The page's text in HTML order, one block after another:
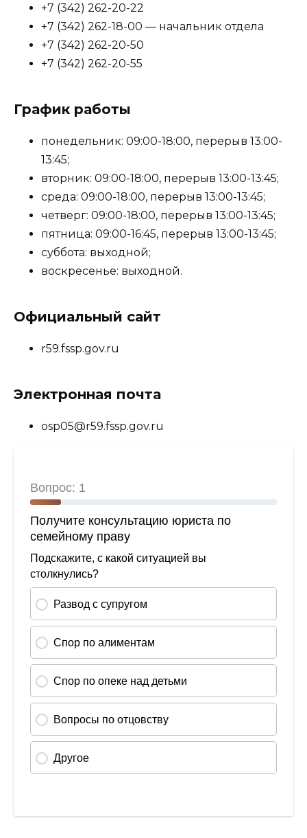
+7 (342) 262-20-22
+7 (342) 262-18-00 — начальник отдела
+7 (342) 262-20-50
+7 (342) 262-20-55
График работы
понедельник: 09:00-18:00, перерыв 13:00-
13:45;
вторник: 09:00-18:00, перерыв 13:00-13:45;
среда: 09:00-18:00, перерыв 13:00-13:45;
четверг: 09:00-18:00, перерыв 13:00-13:45;
пятница: 09:00-16:45, перерыв 13:00-13:45;
суббота: выходной;
воскресенье: выходной.
Официальный сайт
r59.fssp.gov.ru
Электронная почта
osp05@r59.fssp.gov.ru